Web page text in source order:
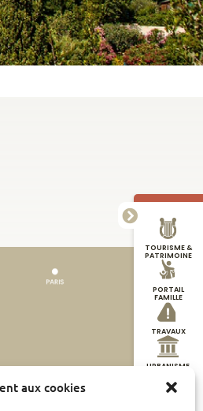
aux cookies
TOURISME &
PATRIMOINE
PORTAIL
FAMILLE
TRAVAUX
URBANISME